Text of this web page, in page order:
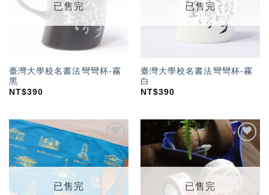
已售完
臺灣大學校名書法彎彎杯-霧
黑
NT$390
已售完
臺灣大學校名書法彎彎杯-霧
白
NT$390
加入
「願
望輕
已售完
加入
「願
望輕
單」
已售完